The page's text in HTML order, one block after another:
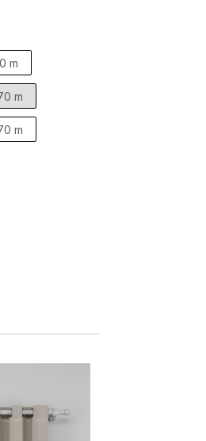
m
m
m